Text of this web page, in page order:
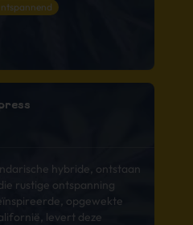
hybride, ontstaan
rustige ontspanning
opgewekte
levert deze